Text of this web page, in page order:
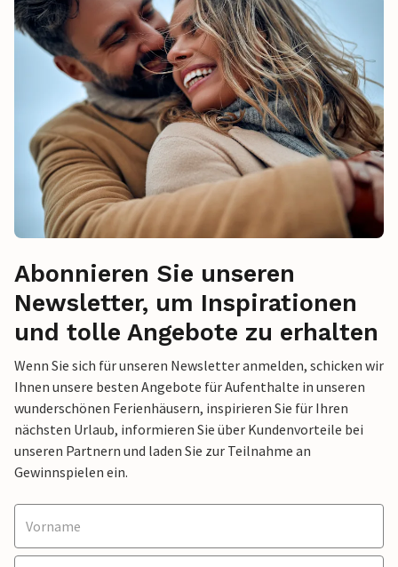
Abonnieren Sie unseren
Newsletter, um Inspirationen
und tolle Angebote zu erhalten
Wenn Sie sich für unseren Newsletter anmelden, schicken wir
Ihnen unsere besten Angebote für Aufenthalte in unseren
wunderschönen Ferienhäusern, inspirieren Sie für Ihren
nächsten Urlaub, informieren Sie über Kundenvorteile bei
unseren Partnern und laden Sie zur Teilnahme an
Gewinnspielen ein.